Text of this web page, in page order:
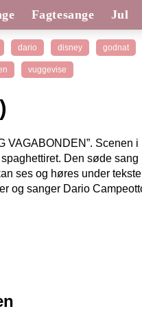
Fagtesange Jul
dario disney godnat
vuggevise
VAGABONDEN”. Scenen i
Den søde sang
ses og høres under
og sanger Dario